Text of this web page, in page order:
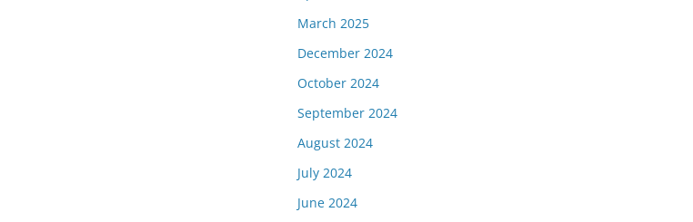
March 2025
December 2024
October 2024
September 2024
August 2024
July 2024
June 2024